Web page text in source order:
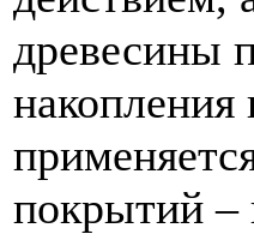
древесины
накопления
покрытий –